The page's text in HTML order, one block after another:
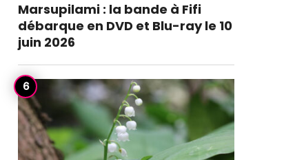
Marsupilami : la bande à Fifi
débarque en DVD et Blu-ray le 10
juin 2026